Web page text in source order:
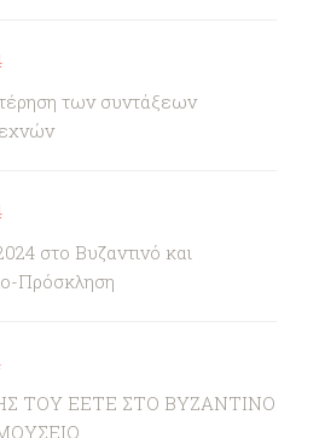
των συντάξεων
στο Βυζαντινό και
Πρόσκληση
ΤΟΥ ΕΕΤΕ ΣΤΟ ΒΥΖΑΝΤΙΝΟ